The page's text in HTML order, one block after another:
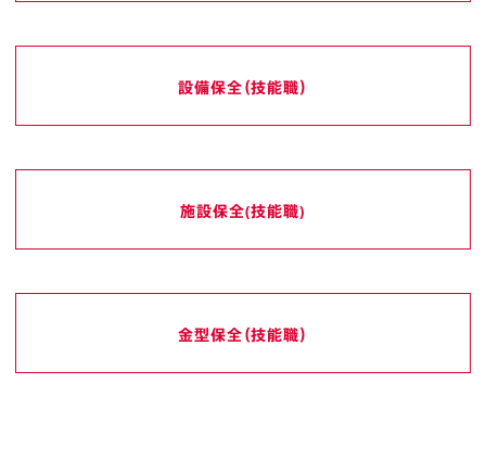
設備保全（技能職）
施設保全(技能職)
金型保全（技能職）